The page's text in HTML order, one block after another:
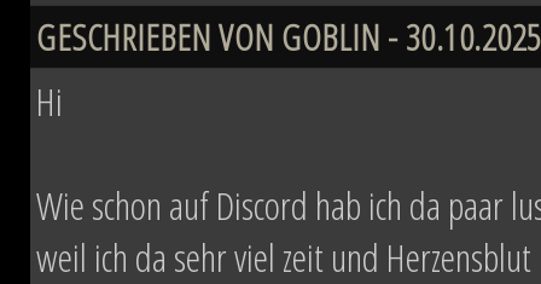
GESCHRIEBEN VON GOBLIN -
Hi
Wie schon auf Discord hab ich da paar
weil ich da sehr viel zeit und